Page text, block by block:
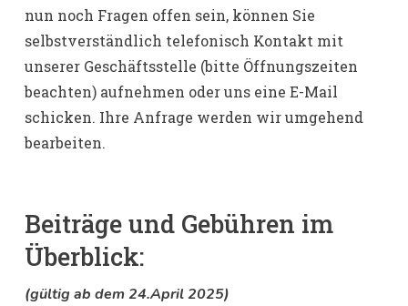
nun noch Fragen offen sein, können Sie
selbstverständlich telefonisch Kontakt mit
unserer Geschäftsstelle (bitte Öffnungszeiten
beachten) aufnehmen oder uns eine E-Mail
schicken. Ihre Anfrage werden wir umgehend
bearbeiten.
Beiträge und Gebühren im
Überblick:
(gültig ab dem 24.April 2025)